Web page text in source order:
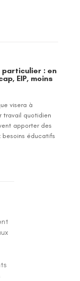
: en
EIP, moins
visera à
travail quotidien
apporter des
besoins éducatifs